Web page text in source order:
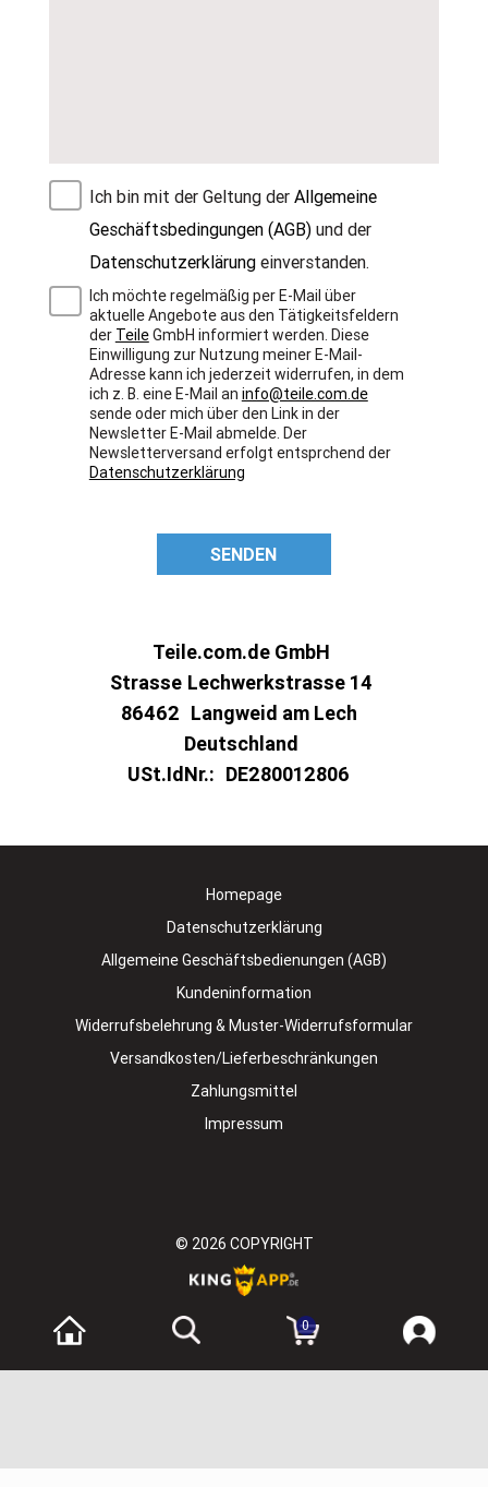
Ich bin mit der Geltung der Allgemeine
Geschäftsbedingungen (AGB)und der
Datenschutzerklärungeinverstanden.
Ich möchte regelmäßig per E-Mail über
aktuelle Angebote aus den Tätigkeitsfeldern
der TeileGmbH informiert werden. Diese
Einwilligung zur Nutzung meiner E-Mail-
Adresse kann ich jederzeit widerrufen, in dem
ich z. B. eine E-Mail an info@teile.com.de
sende oder mich über den Link in der
Newsletter E-Mail abmelde. Der
Newsletterversand erfolgt entsprchend der
Datenschutzerklärung
SENDEN
Teile.com.de GmbH
Strasse Lechwerkstrasse 14
86462 Langweid am Lech
Deutschland
USt.IdNr.: DE280012806
Homepage
Datenschutzerklärung
Allgemeine Geschäftsbedienungen (AGB)
Kundeninformation
Widerrufsbelehrung & Muster-Widerrufsformular
Versandkosten/Lieferbeschränkungen
Zahlungsmittel
Impressum
© 2026 COPYRIGHT
0